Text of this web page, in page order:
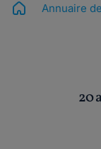
Annuaire
20